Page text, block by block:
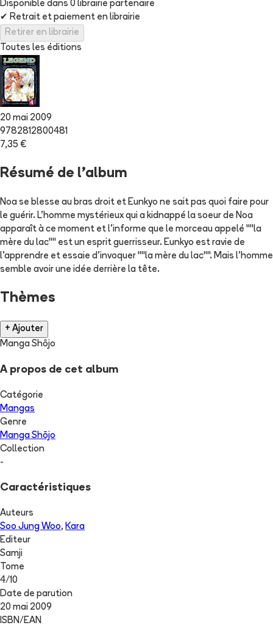
Disponible dans 0 librairie partenaire
✔ Retrait et paiement en librairie
Retirer en librairie
Toutes les éditions
20 mai 2009
9782812800481
7,35 €
Résumé de l'album
Noa se blesse au bras droit et Eunkyo ne sait pas quoi faire pour
le guérir. L'homme mystérieux qui a kidnappé la soeur de Noa
apparaît à ce moment et l'informe que le morceau appelé ""la
mère du lac"" est un esprit guerrisseur. Eunkyo est ravie de
l'apprendre et essaie d'invoquer ""la mère du lac"". Mais l'homme
semble avoir une idée derrière la tête.
Thèmes
+ Ajouter
Manga Shōjo
A propos de cet album
Catégorie
Mangas
Genre
Manga Shōjo
Collection
-
Caractéristiques
Auteurs
Soo Jung Woo, Kara
Editeur
Samji
Tome
4/10
Date de parution
20 mai 2009
ISBN/EAN